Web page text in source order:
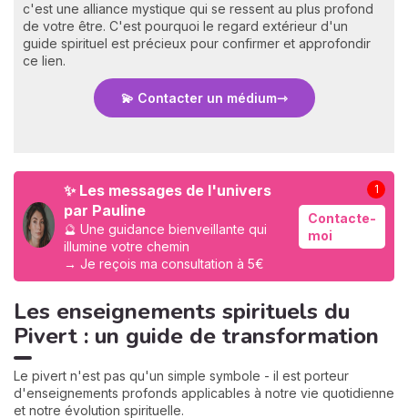
c'est une alliance mystique qui se ressent au plus profond
de votre être. C'est pourquoi le regard extérieur d'un
guide spirituel est précieux pour confirmer et approfondir
ce lien.
💫 Contacter un médium
✨ Les messages de l'univers
par Pauline
🔮 Une guidance bienveillante qui
illumine votre chemin
→ Je reçois ma consultation à 5€
Contacte-
moi
1
Les enseignements spirituels du
Pivert : un guide de transformation
Le pivert n'est pas qu'un simple symbole - il est porteur
d'enseignements profonds applicables à notre vie quotidienne
et notre évolution spirituelle.